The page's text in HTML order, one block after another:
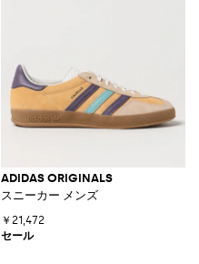
ADIDAS ORIGINALS
スニーカー メンズ
￥21,472